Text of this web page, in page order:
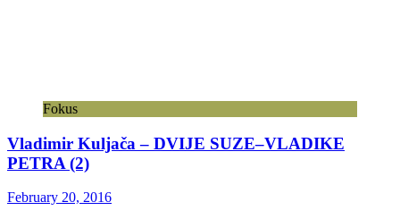
Fokus
Vladimir Kuljača – DVIJE SUZE–VLADIKE
PETRA (2)
February 20, 2016